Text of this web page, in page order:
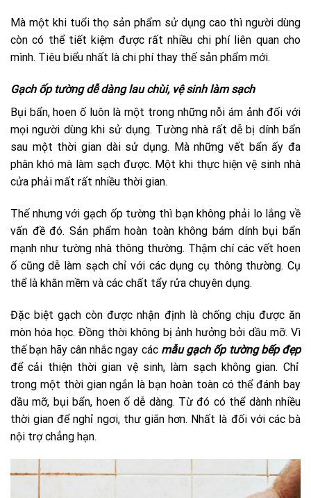
Mà một khi tuổi thọ sản phẩm sử dụng cao thì người dùng
còn có thể tiết kiệm được rất nhiều chi phí liên quan cho
mình. Tiêu biểu nhất là chi phí thay thế sản phẩm mới.
Gạch ốp tường dễ dàng lau chùi, vệ sinh làm sạch
Bụi bẩn, hoen ố luôn là một trong những nỗi ám ảnh đối với
mọi người dùng khi sử dụng. Tường nhà rất dễ bị dính bẩn
sau một thời gian dài sử dụng. Mà những vết bẩn ấy đa
phân khó mà làm sạch được. Một khi thực hiện vệ sinh nhà
cửa phải mất rất nhiều thời gian.
Thế nhưng với gạch ốp tường thì bạn không phải lo lắng về
vấn đề đó. Sản phẩm hoàn toàn không bám dính bụi bẩn
mạnh như tường nhà thông thường. Thậm chí các vết hoen
ố cũng dễ làm sạch chỉ với các dụng cụ thông thường. Cụ
thể là khăn mềm và các chất tẩy rửa chuyên dụng.
Đặc biệt gạch còn được nhận định là chống chịu được ăn
mòn hóa học. Đồng thời không bị ảnh hưởng bởi dầu mỡ. Vì
thế bạn hãy cân nhắc ngay các mẫu gạch ốp tường bếp đẹp
để cải thiện thời gian vệ sinh, làm sạch không gian. Chỉ
trong một thời gian ngắn là bạn hoàn toàn có thể đánh bay
dầu mỡ, bụi bẩn, hoen ố dễ dàng. Từ đó có thể dành nhiều
thời gian để nghỉ ngơi, thư giãn hơn. Nhất là đối với các bà
nội trợ chẳng hạn.